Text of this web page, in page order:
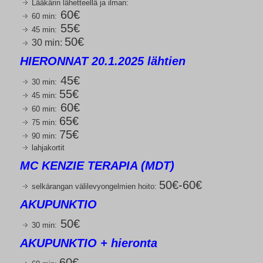
Lääkärin lähetteellä ja ilman:
60 min: 60€
45 min: 55€
30 min: 50€
HIERONNAT 20.1.2025 lähtien
30 min: 45€
45 min: 55€
60 min: 60€
75 min: 65€
90 min: 75€
lahjakortit
MC KENZIE TERAPIA (MDT)
selkärangan välilevyongelmien hoito: 50€-60€
AKUPUNKTIO
30 min: 50€
AKUPUNKTIO + hieronta